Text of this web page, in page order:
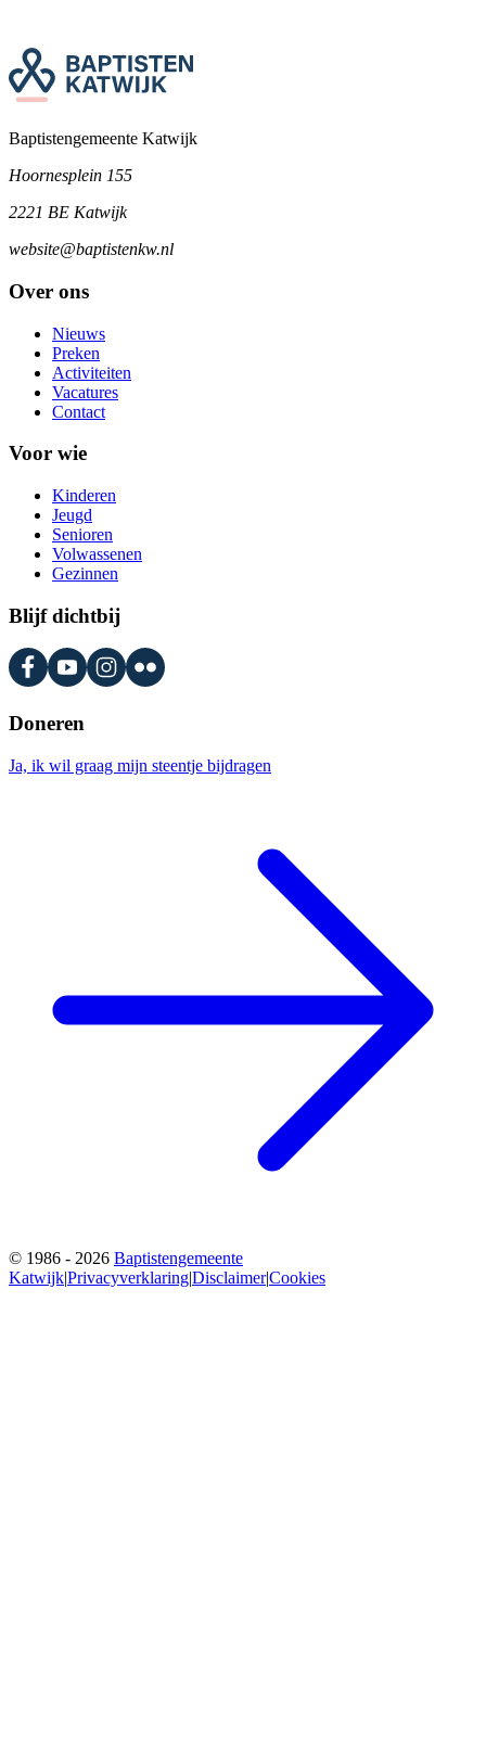
Baptistengemeente Katwijk
Hoornesplein 155
2221 BE Katwijk
website@baptistenkw.nl
Over ons
Nieuws
Preken
Activiteiten
Vacatures
Contact
Voor wie
Kinderen
Jeugd
Senioren
Volwassenen
Gezinnen
Blijf dichtbij
Doneren
Ja, ik wil graag mijn steentje bijdragen
© 1986 - 2026 Baptistengemeente
Katwijk|Privacyverklaring|Disclaimer|Cookies